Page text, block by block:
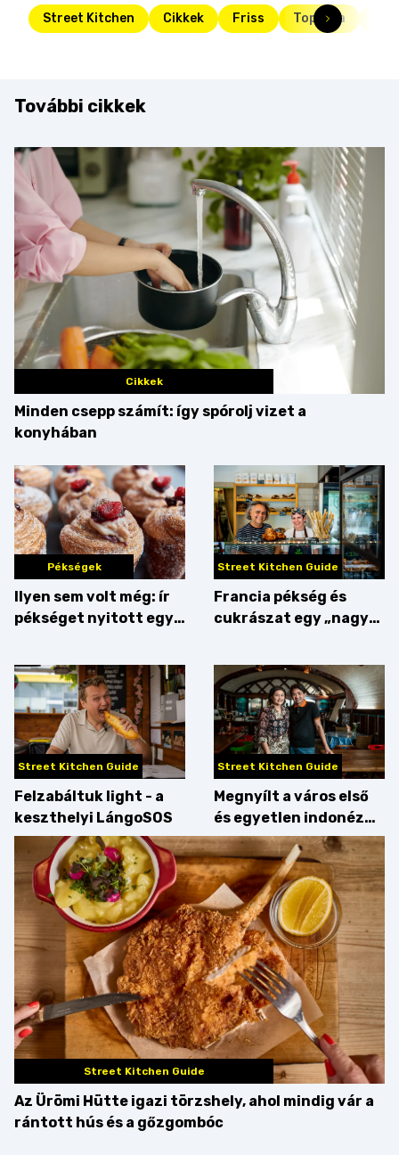
Street Kitchen Cikkek Friss Toplista
További cikkek
Cikkek
Minden csepp számít: így spórolj vizet a
konyhában
Pékségek
Ilyen sem volt még: ír
pékséget nyitott egy
Street Kitchen Guide
Francia pékség és
cukrászat egy „nagy
Street Kitchen Guide
Felzabáltuk light - a
keszthelyi LángoSOS
Street Kitchen Guide
Megnyílt a város első
és egyetlen indonéz
étterme a Kolosy
téren, mi pedig
kipróbáltuk!
Street Kitchen Guide
Az Ürömi Hütte igazi törzshely, ahol mindig vár a
rántott hús és a gőzgombóc